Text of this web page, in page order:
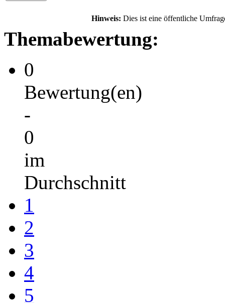
Hinweis: Dies ist eine öffentliche
Themabewertung:
0
Bewertung(en)
-
0
im
Durchschnitt
1
2
3
4
5